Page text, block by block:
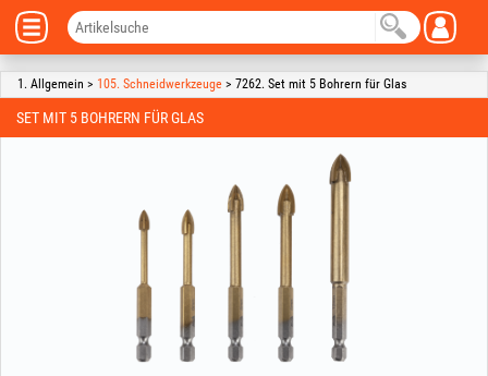
1. Allgemein > 105. Schneidwerkzeuge > 7262. Set mit 5 Bohrern für Glas
SET MIT 5 BOHRERN FÜR GLAS